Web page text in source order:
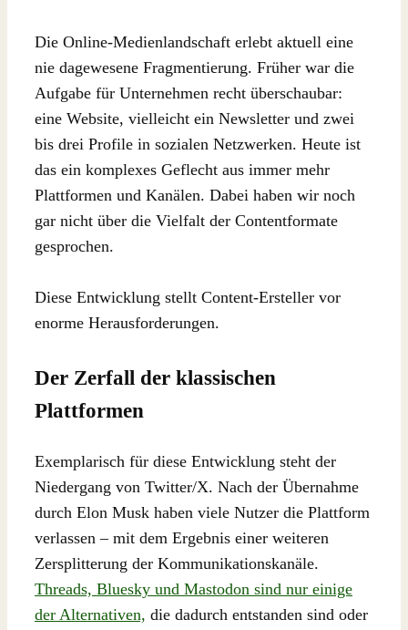
Die Online-Medienlandschaft erlebt aktuell eine
nie dagewesene Fragmentierung. Früher war die
Aufgabe für Unternehmen recht überschaubar:
eine Website, vielleicht ein Newsletter und zwei
bis drei Profile in sozialen Netzwerken. Heute ist
das ein komplexes Geflecht aus immer mehr
Plattformen und Kanälen. Dabei haben wir noch
gar nicht über die Vielfalt der Contentformate
gesprochen.
Diese Entwicklung stellt Content-Ersteller vor
enorme Herausforderungen.
Der Zerfall der klassischen
Plattformen
Exemplarisch für diese Entwicklung steht der
Niedergang von Twitter/X. Nach der Übernahme
durch Elon Musk haben viele Nutzer die Plattform
verlassen – mit dem Ergebnis einer weiteren
Zersplitterung der Kommunikationskanäle.
Threads, Bluesky und Mastodon sind nur einige
der Alternativen, die dadurch entstanden sind oder